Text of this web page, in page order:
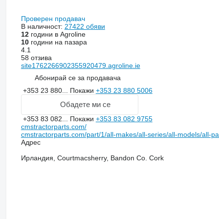
Проверен продавач
В наличност: 27422 обяви
12години в Agroline
10години на пазара
4.1
58 отзива
site1762266902355920479.agroline.ie
Абонирай се за продавача
+353 23 880... Покажи +353 23 880 5006
Обадете ми се
+353 83 082... Покажи +353 83 082 9755
cmstractorparts.com/
cmstractorparts.com/part/1/all-makes/all-series/all-models/all-
Адрес
Ирландия, Courtmacsherry, Bandon Co. Cork